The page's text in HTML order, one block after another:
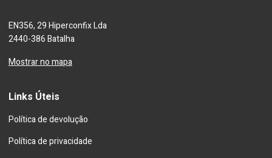
EN356, 29 Hiperconfix Lda
2440-386 Batalha
Mostrar no mapa
Links Úteis
Política de devolução
Política de privacidade